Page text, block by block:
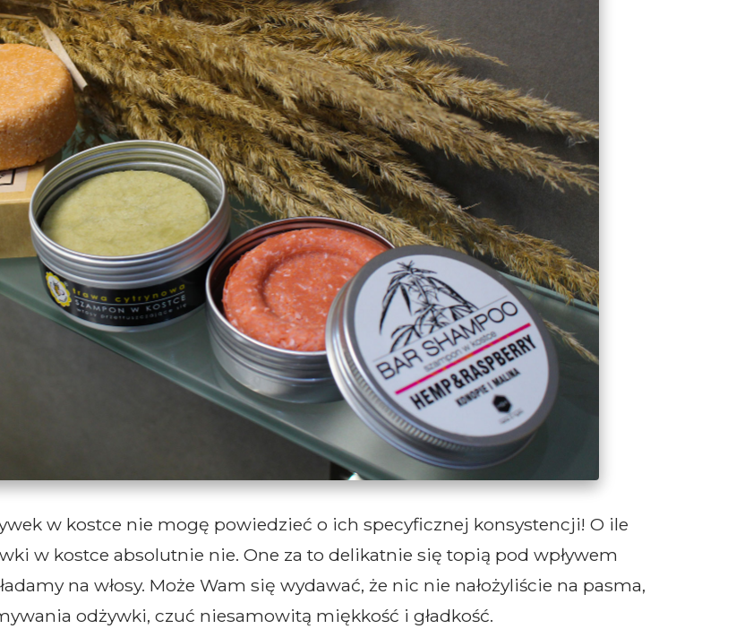
w kostce nie mogę powiedzieć o ich specyficznej konsystencji! O ile
w kostce absolutnie nie. One za to delikatnie się topią pod wpływem
na włosy. Może Wam się wydawać, że nic nie nałożyliście na pasma,
odżywki, czuć niesamowitą miękkość i gładkość.